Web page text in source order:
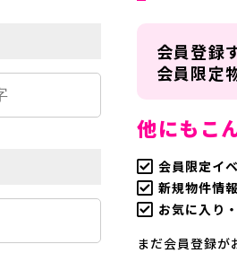
会員登録
会員限定
他にもこ
会員限定イ
新規物件情
お気に入り
まだ会員登録が